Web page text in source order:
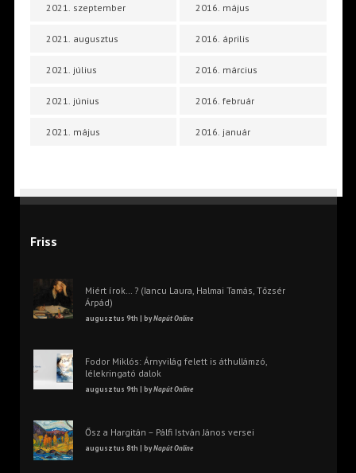
2021. szeptember
2021. augusztus
2021. július
2021. június
2021. május
2016. május
2016. április
2016. március
2016. február
2016. január
Friss
Miért írok… ? (Iancu Laura, Halmai Tamás, Tőzsér
Árpád)
augusztus 9th | byNapút Online
Fodor Miklós: Árnyvilág felett is áthullámzó,
lélekringató dalok
augusztus 9th | byNapút Online
Ősz a Hargitán – Pálfi István János versei
augusztus 8th | byNapút Online